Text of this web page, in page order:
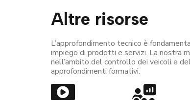
Altre risorse
L’approfondimento tecnico è
impiego di prodotti e servizi. La nostra
nell’ambito del controllo dei veicoli e
approfondimenti formativi.